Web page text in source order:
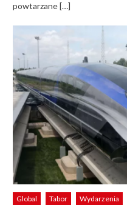
powtarzane […]
Global Tabor Wydarzenia